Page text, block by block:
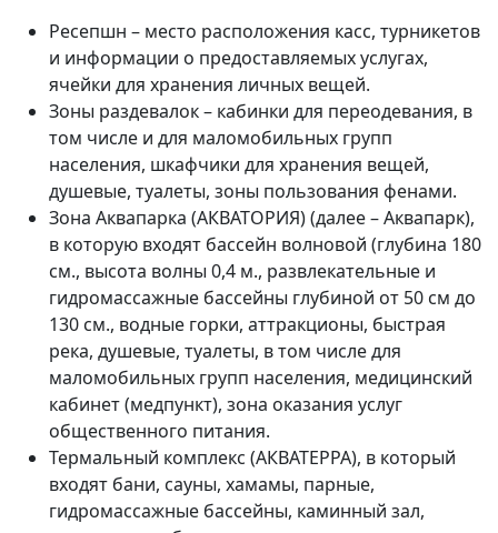
Ресепшн – место расположения касс, турникетов
и информации о предоставляемых услугах,
ячейки для хранения личных вещей.
Зоны раздевалок – кабинки для переодевания, в
том числе и для маломобильных групп
населения, шкафчики для хранения вещей,
душевые, туалеты, зоны пользования фенами.
Зона Аквапарка (АКВАТОРИЯ) (далее – Аквапарк),
в которую входят бассейн волновой (глубина 180
см., высота волны 0,4 м., развлекательные и
гидромассажные бассейны глубиной от 50 см до
130 см., водные горки, аттракционы, быстрая
река, душевые, туалеты, в том числе для
маломобильных групп населения, медицинский
кабинет (медпункт), зона оказания услуг
общественного питания.
Термальный комплекс (АКВАТЕРРА), в который
входят бани, сауны, хамамы, парные,
гидромассажные бассейны, каминный зал,